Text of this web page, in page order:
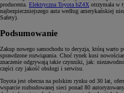
producenta. Elektryczna Toyota bZ4X otrzymała w
najbezpieczniejszego auta według amerykańskiej
Safety).
Podsumowanie
Zakup nowego samochodu to decyzja, którą warto
sprawdzone rozwiązania. Choć rynek kusi
znaczenie odgrywają takie czynniki, jak:
części czy jakość obsługi i serwisu.
Toyota jest obecna na polskim rynku od 30 lat,
wsparcie rozbudowanej sieci ponad 80